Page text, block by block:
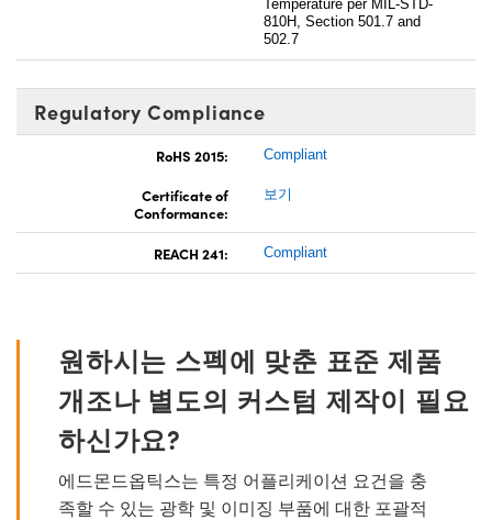
Temperature per MIL-STD-
810H, Section 501.7 and
502.7
Regulatory Compliance
RoHS 2015: Compliant
Certificate of
Conformance:
보기
REACH 241: Compliant
원하시는 스펙에 맞춘 표준 제품
개조나 별도의 커스텀 제작이 필요
하신가요?
에드몬드옵틱스는 특정 어플리케이션 요건을 충
족할 수 있는 광학 및 이미징 부품에 대한 포괄적